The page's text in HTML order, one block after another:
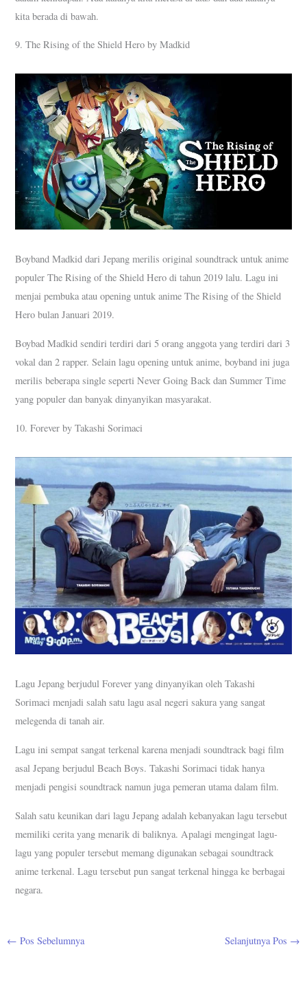
kita berada di bawah.
9. The Rising of the Shield Hero by Madkid
Boyband Madkid dari Jepang merilis original soundtrack untuk anime
populer The Rising of the Shield Hero di tahun 2019 lalu. Lagu ini
menjai pembuka atau opening untuk anime The Rising of the Shield
Hero bulan Januari 2019.
Boybad Madkid sendiri terdiri dari 5 orang anggota yang terdiri dari 3
vokal dan 2 rapper. Selain lagu opening untuk anime, boyband ini juga
merilis beberapa single seperti Never Going Back dan Summer Time
yang populer dan banyak dinyanyikan masyarakat.
10. Forever by Takashi Sorimaci
Lagu Jepang berjudul Forever yang dinyanyikan oleh Takashi
Sorimaci menjadi salah satu lagu asal negeri sakura yang sangat
melegenda di tanah air.
Lagu ini sempat sangat terkenal karena menjadi soundtrack bagi film
asal Jepang berjudul Beach Boys. Takashi Sorimaci tidak hanya
menjadi pengisi soundtrack namun juga pemeran utama dalam film.
Salah satu keunikan dari lagu Jepang adalah kebanyakan lagu tersebut
memiliki cerita yang menarik di baliknya. Apalagi mengingat lagu-
lagu yang populer tersebut memang digunakan sebagai soundtrack
anime terkenal. Lagu tersebut pun sangat terkenal hingga ke berbagai
negara.
← Pos Sebelumnya Selanjutnya Pos →